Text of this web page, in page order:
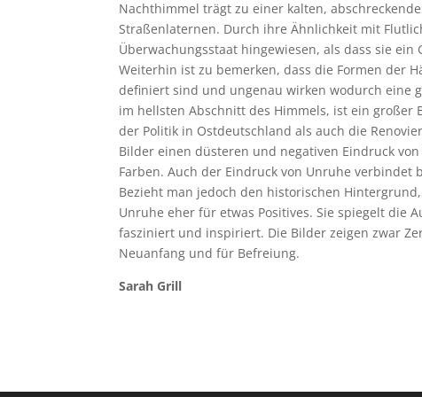
Nachthimmel trägt zu einer kalten,
Straßenlaternen. Durch ihre Ähnlichkeit mit
Überwachungsstaat hingewiesen, als dass sie
Weiterhin ist zu bemerken, dass die Formen der
definiert sind und ungenau wirken wodurch eine
im hellsten Abschnitt des Himmels, ist ein großer
der Politik in Ostdeutschland als auch die
Bilder einen düsteren und negativen Eindruck
Farben. Auch der Eindruck von Unruhe verbindet
Bezieht man jedoch den historischen
Unruhe eher für etwas Positives. Sie spiegelt die
fasziniert und inspiriert. Die Bilder zeigen zwar
Neuanfang und für Befreiung.
Sarah Grill